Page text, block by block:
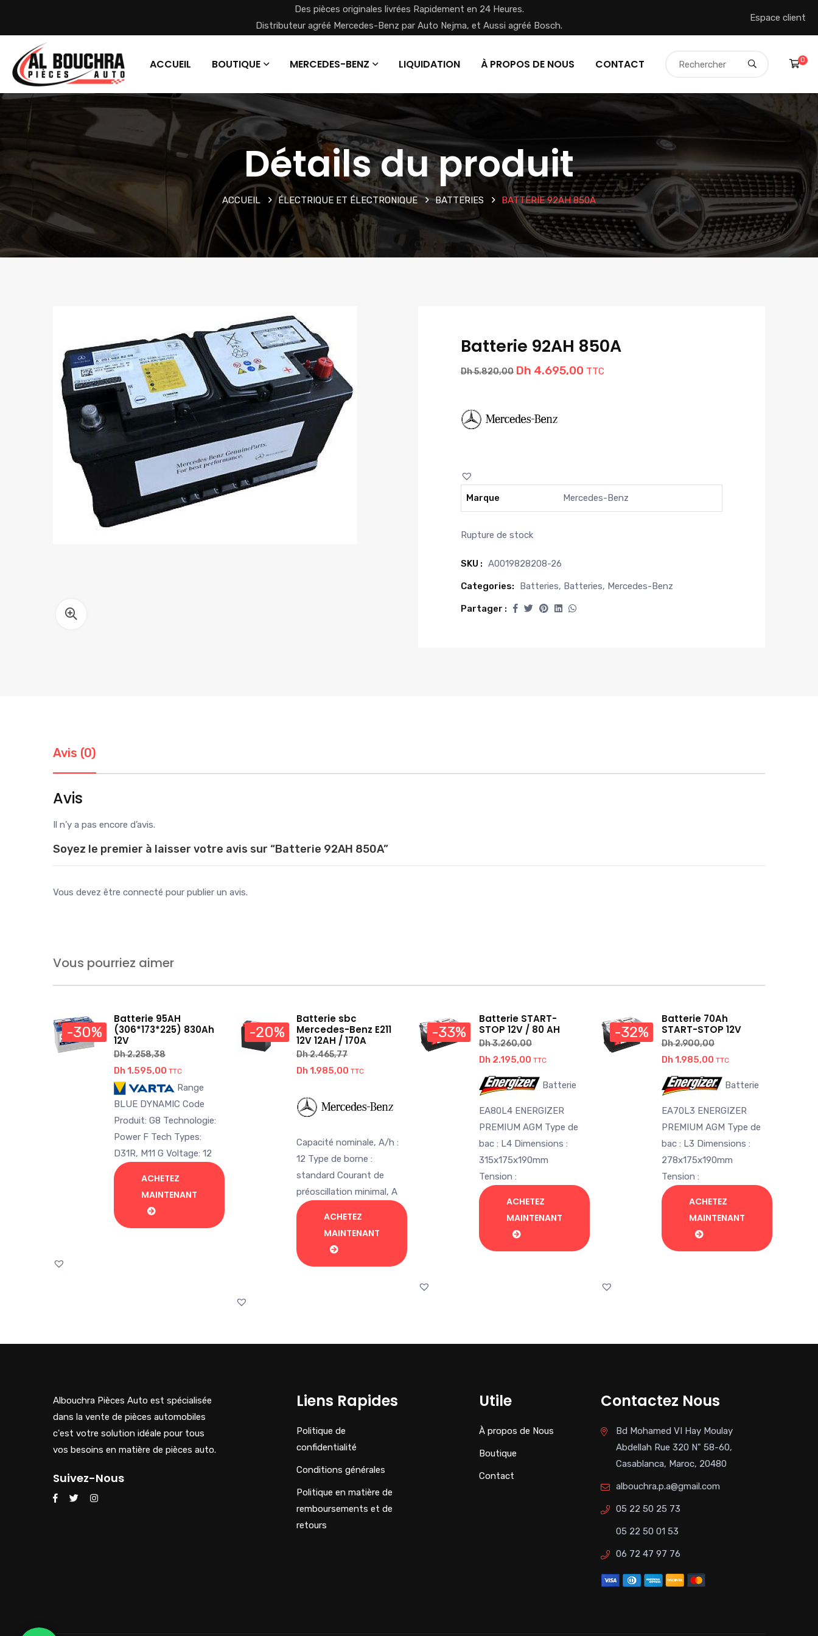
Des pièces originales livrées Rapidement en 24 Heures.
Distributeur agréé Mercedes-Benz par Auto Nejma, et Aussi agréé Bosch.
Espace client
ACCUEIL BOUTIQUE MERCEDES-BENZ LIQUIDATION À PROPOS DE NOUS CONTACT 0
Détails du produit
ACCUEIL ÉLECTRIQUE ET ÉLECTRONIQUE BATTERIES BATTERIE 92AH 850A
Batterie 92AH 850A
Dh5.820,00 Le
était :
Dh 4.695,00 Le
TTC
Marque Mercedes-Benz
Rupture de stock
SKU : A0019828208-26
Categories: Batteries, Batteries, Mercedes-Benz
Partager :
Avis (0)
Avis
Il n’y a pas encore d’avis.
Soyez le premier à laisser votre avis sur “Batterie 92AH 850A”
Vous devez être connecté pour publier un avis.
Vous pourriez aimer
-30%
Batterie 95AH
(306*173*225) 830Ah
12V
Dh2.258,38
Le
prix
initial
était :
Dh 2.258,38.
Dh 1.595,00 Le
prix
actuel
est :
Dh 1.595,00.
TTC
Range
BLUE DYNAMIC Code
Produit: G8 Technologie:
Power F Tech Types:
D31R, M11 G Voltage: 12
ACHETEZ
MAINTENANT
-20%
Batterie sbc
Mercedes-Benz E211
12V 12AH / 170A
Dh2.465,77
Le
initial
était :
Dh 1.985,00 Le
actuel
Dh 1.985,00.
TTC
Capacité nominale, A/h :
12 Type de borne :
standard Courant de
préoscillation minimal, A
ACHETEZ
MAINTENANT
-33%
Batterie START-
STOP 12V / 80 AH
Dh3.260,00
Le
prix
initial
était :
Dh 3.260,00.
Dh 2.195,00 Le
prix
actuel
est :
Dh 2.195,00.
TTC
Batterie
EA80L4 ENERGIZER
PREMIUM AGM Type de
bac : L4 Dimensions :
315x175x190mm
Tension :
ACHETEZ
MAINTENANT
-32%
Batterie 70Ah
START-STOP 12V
Dh2.900,00
Le
prix
initial
était :
Dh 2.900,00.
Dh 1.985,00 Le
prix
actuel
est :
Dh 1.985,00.
TTC
Batterie
EA70L3 ENERGIZER
PREMIUM AGM Type de
bac : L3 Dimensions :
278x175x190mm
Tension :
ACHETEZ
MAINTENANT
Albouchra Pièces Auto est spécialisée
dans la vente de pièces automobiles
c'est votre solution idéale pour tous
vos besoins en matière de pièces auto.
Suivez-Nous
Liens Rapides
Politique de
confidentialité
Conditions générales
Politique en matière de
remboursements et de
retours
Utile
À propos de Nous
Boutique
Contact
Contactez Nous
Bd Mohamed VI Hay Moulay
Abdellah Rue 320 N" 58-60,
Casablanca, Maroc, 20480
albouchra.p.a@gmail.com
05 22 50 25 73
05 22 50 01 53
06 72 47 97 76